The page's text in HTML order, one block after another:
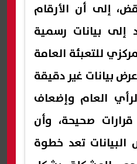
إلى أن الأرقام
إلى بيانات رسمية
للتعبئة العامة
بيانات غير دقيقة
العام وإضعاف
صحيحة، وأن
تعد خطوة